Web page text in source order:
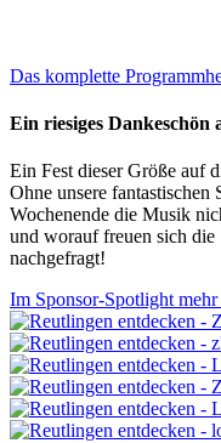
Das komplette
Ein riesiges Dankeschön
Ein Fest dieser Größe auf
Ohne unsere
Wochenende die Musik
und worauf freuen sich die
nachgefragt!
Im Sponsor-Spotlight mehr